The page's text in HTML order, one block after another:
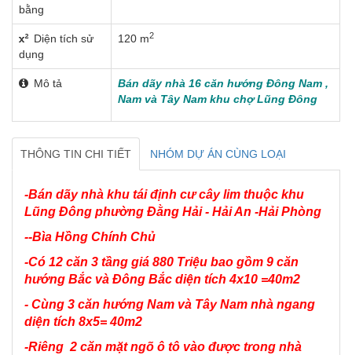
bằng
Diện tích sử
dụng
120 m2
Mô tả
Bán dãy nhà 16 căn hướng Đông Nam ,
Nam và Tây Nam khu chợ Lũng Đông
THÔNG TIN CHI TIẾT NHÓM DỰ ÁN CÙNG LOẠI
-Bán dãy nhà khu tái định cư cây lim thuộc khu
Lũng Đông phường Đằng Hải - Hải An -Hải Phòng
--Bìa Hồng Chính Chủ
-Có 12 căn 3 tầng giá 880 Triệu bao gồm 9 căn
hướng Bắc và Đông Bắc diện tích 4x10 =40m2
- Cùng 3 căn hướng Nam và Tây Nam nhà ngang
diện tích 8x5= 40m2
-Riêng 2 căn mặt ngõ ô tô vào được trong nhà